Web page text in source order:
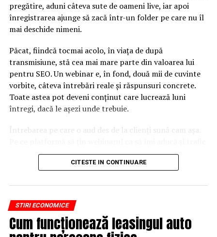
pregătire, aduni câteva sute de oameni live, iar apoi
înregistrarea ajunge să zacă într-un folder pe care nu îl
mai deschide nimeni.
Păcat, fiindcă tocmai acolo, în viața de după
transmisiune, stă cea mai mare parte din valoarea lui
pentru SEO. Un webinar e, în fond, două mii de cuvinte
vorbite, câteva întrebări reale și răspunsuri concrete.
Toate astea pot deveni conținut care lucrează luni
întregi, dacă le așezi unde trebuie.
Întrebarea pe care o aud des de la clienți sună cam așa.
din Google, nu doar lead-uri pe moment? Răspunsul
scurt e că platforma contează, dar nu în felul în care
Nu cel mai tare software câștigă, ci acela care îți lasă
conținutul liber, indexabil și ușor de reutilizat. Hai să o
luăm pe îndelete, fiindcă diferențele dintre opțiuni sunt
mai subtile decât par la prima vedere.
CITESTE IN CONTINUARE
STIRI ECONOMICE
Cum funcționează leasingul auto